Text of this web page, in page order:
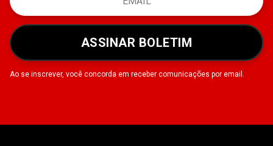
ASSINAR BOLETIM
Ao se inscrever, você concorda em receber comunicações por email.